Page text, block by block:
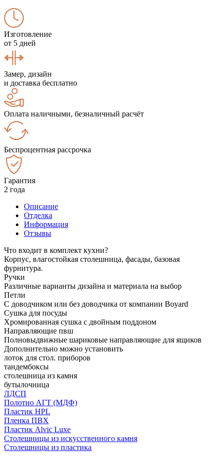
Изготовление
от 5 дней
Замер, дизайн
и доставка бесплатно
Оплата наличными, безналичный расчёт
Беспроцентная рассрочка
Гарантия
2 года
Описание
Отделка
Информация
Отзывы
Что входит в комплект кухни?
Корпус, влагостойкая столешница, фасады, базовая
фурнитура.
Ручки
Различные варианты дизайна и материала на выбор
Петли
С доводчиком или без доводчика от компании Boyard
Сушка для посуды
Хромированная сушка с двойным поддоном
Направляющие пвш
Полновыдвижные шариковые направляющие для ящиков
Дополнительно можно установить
лоток для стол. приборов
тандембоксы
столешница из камня
бутылочница
ЛДСП
Полотно АГТ (МДФ)
Пластик HPL
Пленка ПВХ
Пластик Alvic Luxe
Столешницы из искусственного камня
Столешницы из пластика